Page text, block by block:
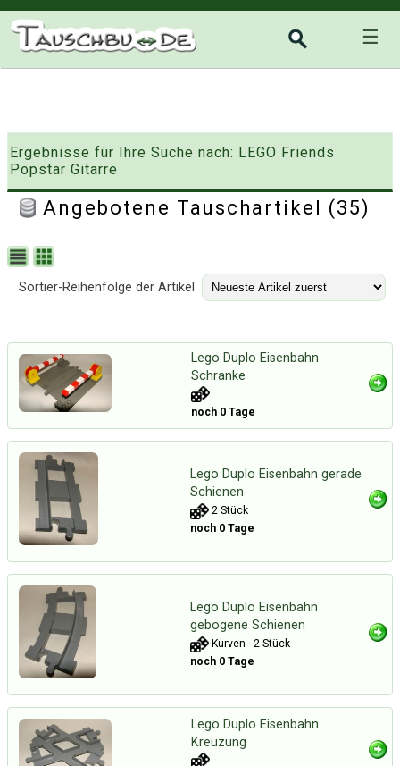
☰
Ergebnisse für Ihre Suche nach: LEGO Friends
Popstar Gitarre
Angebotene Tauschartikel (35)
Sortier-Reihenfolge der Artikel
Lego Duplo Eisenbahn
Schranke
noch 0 Tage
Lego Duplo Eisenbahn gerade
Schienen
2 Stück
noch 0 Tage
Lego Duplo Eisenbahn
gebogene Schienen
Kurven - 2 Stück
noch 0 Tage
Lego Duplo Eisenbahn
Kreuzung